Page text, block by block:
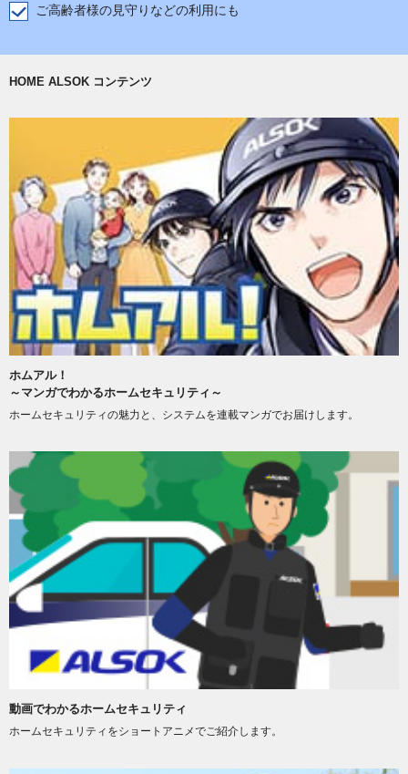
ご高齢者様の見守りなどの利用にも
HOME ALSOK コンテンツ
ホムアル！
～マンガでわかるホームセキュリティ～
ホームセキュリティの魅力と、システムを連載マンガでお届けします。
動画でわかるホームセキュリティ
ホームセキュリティをショートアニメでご紹介します。